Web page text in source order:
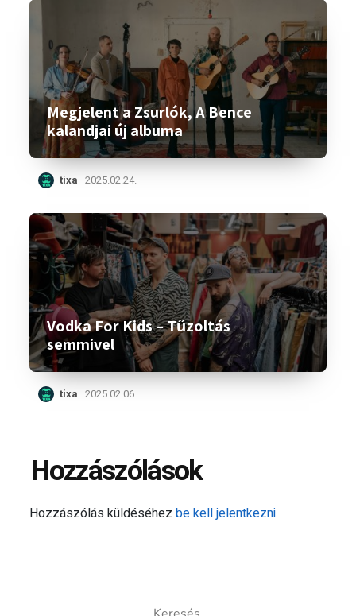
Megjelent a Zsurlók, A Bence
kalandjai új albuma
tixa 2025.02.24.
Vodka For Kids – Tűzoltás
semmivel
tixa 2025.02.06.
Hozzászólások
Hozzászólás küldéséhezbe kell jelentkezni.